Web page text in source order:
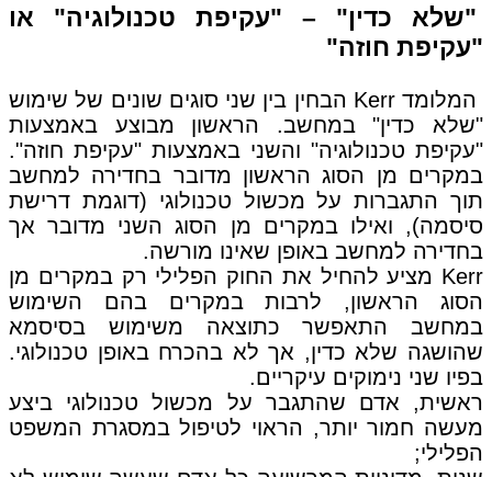
"שלא כדין" – "עקיפת טכנולוגיה" או
"עקיפת חוזה"
המלומד Kerr הבחין בין שני סוגים שונים של שימוש
"שלא כדין" במחשב. הראשון מבוצע באמצעות
"עקיפת טכנולוגיה" והשני באמצעות "עקיפת חוזה".
במקרים מן הסוג הראשון מדובר בחדירה למחשב
תוך התגברות על מכשול טכנולוגי (דוגמת דרישת
סיסמה), ואילו במקרים מן הסוג השני מדובר אך
בחדירה למחשב באופן שאינו מורשה.
Kerr מציע להחיל את החוק הפלילי רק במקרים מן
הסוג הראשון, לרבות במקרים בהם השימוש
במחשב התאפשר כתוצאה משימוש בסיסמא
שהושגה שלא כדין, אך לא בהכרח באופן טכנולוגי.
בפיו שני נימוקים עיקריים.
ראשית, אדם שהתגבר על מכשול טכנולוגי ביצע
מעשה חמור יותר, הראוי לטיפול במסגרת המשפט
הפלילי;